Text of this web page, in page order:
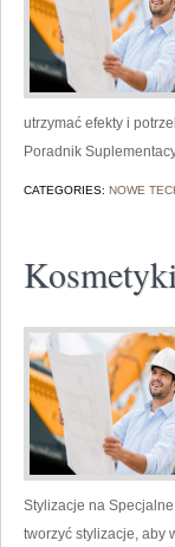
utrzymać efekty i
Poradnik
CATEGORIES: NOWE
Stylizacje na
tworzyć stylizacje, aby